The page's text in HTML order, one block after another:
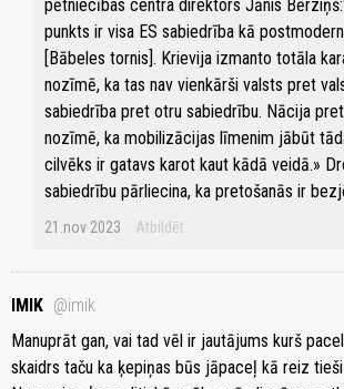
pētniecības centra direktors Jānis
punkts ir visa ES sabiedrība kā
[Bābeles tornis]. Krievija izmanto totāla
nozīmē, ka tas nav vienkārši valsts pret
sabiedrība pret otru sabiedrību. Nācija
nozīmē, ka mobilizācijas līmenim jābūt
cilvēks ir gatavs karot kaut kādā veidā.»
sabiedrību pārliecina, ka pretošanās ir
21.nov 2023 Atbildēt
IMIK @imik
Manuprāt gan, vai tad vēl ir jautājums kurš
skaidrs taču ka ķepiņas būs jāpaceļ kā reiz